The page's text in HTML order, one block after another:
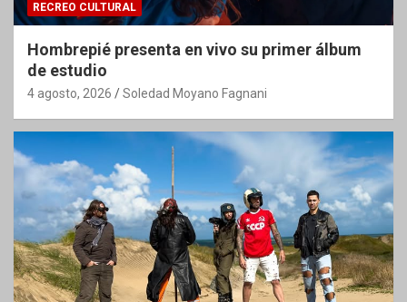
RECREO CULTURAL
Hombrepié presenta en vivo su primer álbum
de estudio
4 agosto, 2026 Soledad Moyano Fagnani